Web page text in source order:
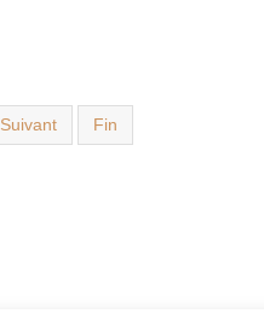
Suivant Fin